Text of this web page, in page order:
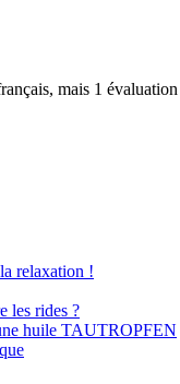
mais 1
relaxation !
les rides ?
huile TAUTROPFEN